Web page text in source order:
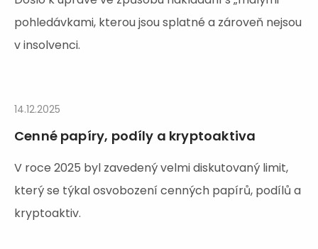
pohledávkami, kterou jsou splatné a zároveň nejsou
v insolvenci.
14.12.2025
Cenné papíry, podíly a kryptoaktiva
V roce 2025 byl zavedený velmi diskutovaný limit,
který se týkal osvobození cenných papírů, podílů a
kryptoaktiv.